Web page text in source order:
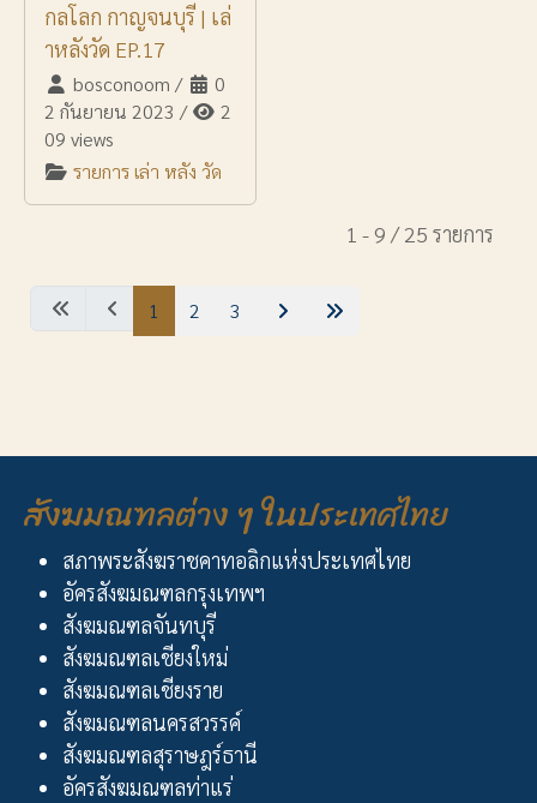
กลโลก กาญจนบุรี | เล่
าหลังวัด EP.17
bosconoom /
0
2 กันยายน 2023 /
2
09 views
รายการ เล่า หลัง วัด
1 - 9 / 25 รายการ
1 2 3
สังฆมณฑลต่าง ๆ ในประเทศไทย
สภาพระสังฆราชคาทอลิกแห่งประเทศไทย
อัครสังฆมณฑลกรุงเทพฯ
สังฆมณฑลจันทบุรี
สังฆมณฑลเชียงใหม่
สังฆมณฑลเชียงราย
สังฆมณฑลนครสวรรค์
สังฆมณฑลสุราษฎร์ธานี
อัครสังฆมณฑลท่าแร่